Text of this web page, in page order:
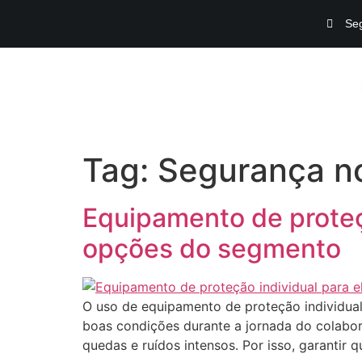
Tag: Segurança
Equipamento de
opções do segmento
O uso de equipamento de proteção
boas condições durante a jornada do
quedas e ruídos intensos. Por isso, garantir